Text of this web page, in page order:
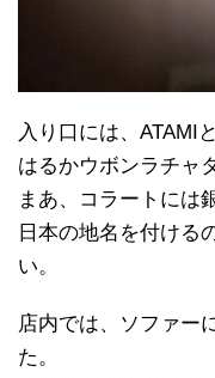
入り口には、ATAMI
はるかウボンラチャ
まあ、コラートには
日本の地名を付ける
い。
店内では、ソファー
た。